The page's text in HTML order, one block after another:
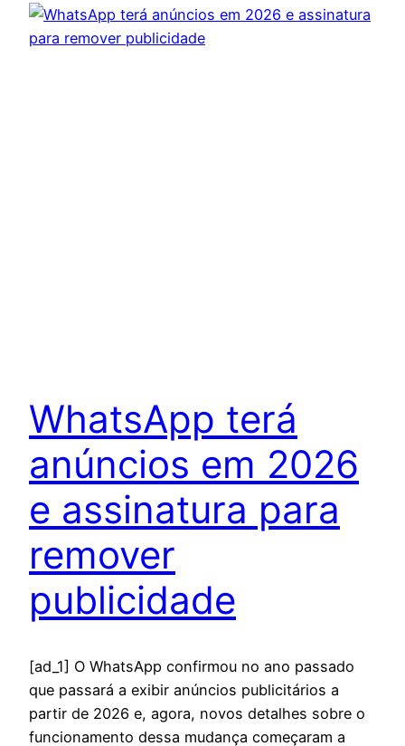
WhatsApp terá
anúncios em 2026
e assinatura para
remover
publicidade
[ad_1] O WhatsApp confirmou no ano passado
que passará a exibir anúncios publicitários a
partir de 2026 e, agora, novos detalhes sobre o
funcionamento dessa mudança começaram a